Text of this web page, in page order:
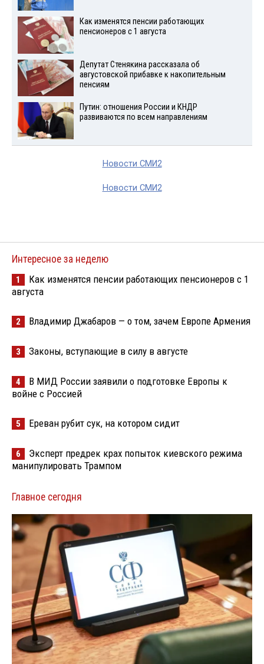
Как изменятся пенсии работающих
пенсионеров с 1 августа
Депутат Стенякина рассказала об
августовской прибавке к накопительным
пенсиям
Путин: отношения России и КНДР
развиваются по всем направлениям
Новости СМИ2
Новости СМИ2
Интересное за неделю
1
Как изменятся пенсии работающих пенсионеров с 1
августа
2 Владимир Джабаров — о том, зачем Европе Армения
3 Законы, вступающие в силу в августе
4
В МИД России заявили о подготовке Европы к
войне с Россией
5 Ереван рубит сук, на котором сидит
6
Эксперт предрек крах попыток киевского режима
манипулировать Трампом
Главное сегодня